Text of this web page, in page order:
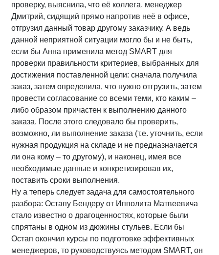
проверку, выяснила, что её коллега, менеджер
Дмитрий, сидящий прямо напротив неё в офисе,
отгрузил данный товар другому заказчику. А ведь
данной неприятной ситуации могло бы и не быть,
если бы Анна применила метод SMART для
проверки правильности критериев, выбранных для
достижения поставленной цели: сначала получила
заказ, затем определила, что нужно отгрузить, затем
провести согласование со всеми теми, кто каким –
либо образом причастен к выполнению данного
заказа. После этого следовало бы проверить,
возможно, ли выполнение заказа (т.е. уточнить, если
нужная продукция на складе и не предназначается
ли она кому – то другому), и наконец, имея все
необходимые данные и конкретизировав их,
поставить сроки выполнения.
Ну а теперь следует задача для самостоятельного
разбора: Остапу Бендеру от Ипполита Матвеевича
стало известно о драгоценностях, которые были
спрятаны в одном из дюжины стульев. Если бы
Остап окончил курсы по подготовке эффективных
менеджеров, то руководствуясь методом SMART, он